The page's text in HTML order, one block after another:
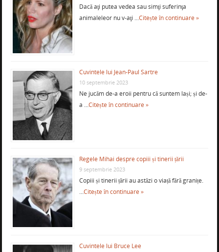
Dacă aţi putea vedea sau simţi suferinţa
animaleleor nu v-aţi …Citește în continuare »
Cuvintele lui Jean-Paul Sartre
10 septembrie 2023
Ne jucăm de-a eroii pentru că suntem lași; și de-
a …Citește în continuare »
Regele Mihai despre copiii și tinerii țării
9 septembrie 2023
Copiii și tinerii țării au astăzi o viață fără granițe.
…Citește în continuare »
Cuvintele lui Bruce Lee